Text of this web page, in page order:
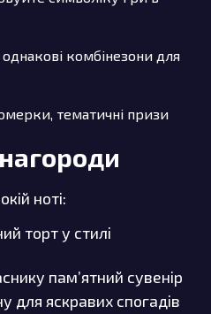
однакові комбінезони для
тематичні призи
ноті:
торт у стилі
пам’ятний сувенір
для яскравих спогадів